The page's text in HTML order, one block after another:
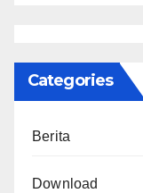
Categories
Berita
Download